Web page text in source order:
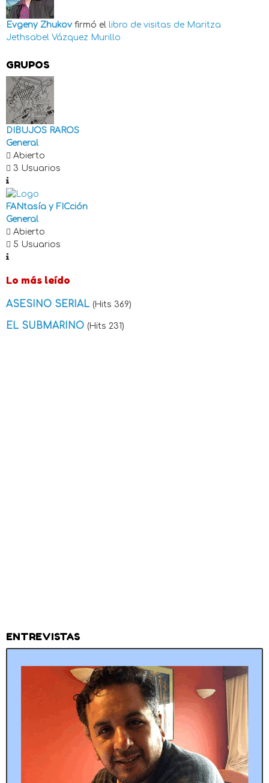
Evgeny Zhukov firmó el libro de visitas de Maritza
Jethsabel Vázquez Murillo
GRUPOS
DIBUJOS RAROS
General
Abierto
3 Usuarios
FANtasía y FICción
General
Abierto
5 Usuarios
Lo más leído
ASESINO SERIAL (Hits 369)
EL SUBMARINO (Hits 231)
ENTREVISTAS